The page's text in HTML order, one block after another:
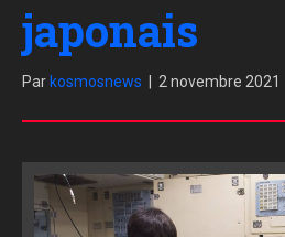
japonais
Par kosmosnews 2 novembre 2021